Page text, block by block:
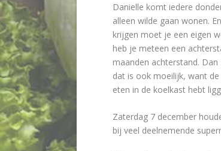
Danielle komt iedere
alleen wilde gaan wonen.
krijgen moet je een eigen
heb je meteen een
maanden achterstand.
dat is ook moeilijk, want
eten in de koelkast hebt
Zaterdag 7 december
bij veel deelnemende